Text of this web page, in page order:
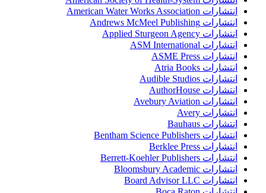
انتشارات American Water Works Association
انتشارات Andrews McMeel Publishing
انتشارات Applied Sturgeon Agency
انتشارات ASM International
انتشارات ASME Press
انتشارات Atria Books
انتشارات Audible Studios
انتشارات AuthorHouse
انتشارات Avebury Aviation
انتشارات Avery
انتشارات Bauhaus
انتشارات Bentham Science Publishers
انتشارات Berklee Press
انتشارات Berrett-Koehler Publishers
انتشارات Bloomsbury Academic
انتشارات Board Advisor LLC